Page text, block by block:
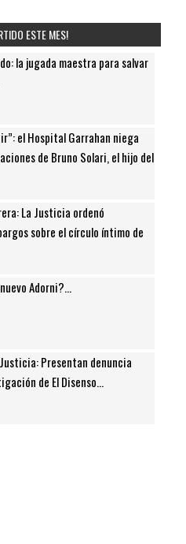
ESTE MES!
la jugada maestra para salvar
el Hospital Garrahan niega
de Bruno Solari, el hijo del
La Justicia ordenó
sobre el círculo íntimo de
Adorni?...
Presentan denuncia
de El Disenso...